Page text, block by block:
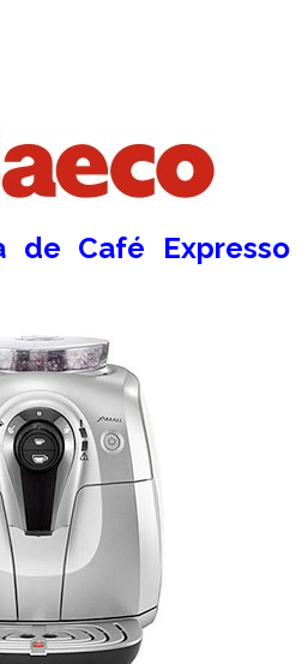
de Café Expresso